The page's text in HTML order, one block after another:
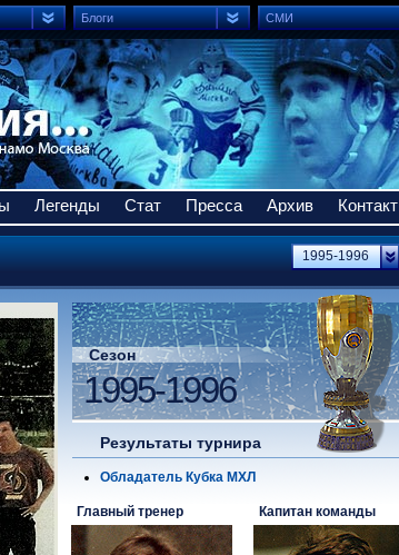
Блоги СМИ
Легенды Стат Пресса Архив Контакт
1995-1996
Сезон
1995-1996
Результаты турнира
Обладатель Кубка МХЛ
Главный тренер Капитан команды